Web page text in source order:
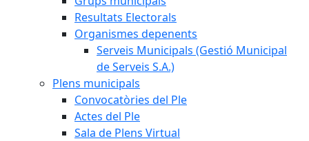
Resultats Electorals
Organismes depenents
Serveis Municipals (Gestió Municipal
de Serveis S.A.)
Plens municipals
Convocatòries del Ple
Actes del Ple
Sala de Plens Virtual